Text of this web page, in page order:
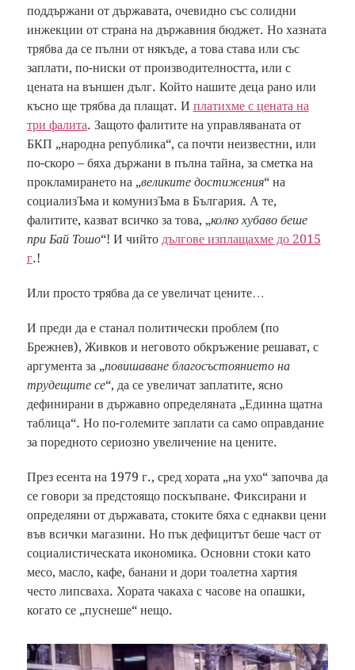
поддържани от държавата, очевидно със солидни
инжекции от страна на държавния бюджет. Но хазната
трябва да се пълни от някъде, а това става или със
заплати, по-ниски от производителността, или с
цената на външен дълг. Който нашите деца рано или
късно ще трябва да плащат. И платихме с цената на
три фалита. Защото фалитите на управляваната от
БКП „народна република“, са почти неизвестни, или
по-скоро – бяха държани в пълна тайна, за сметка на
прокламирането на „великите достижения“ на
социализЪма и комунизЪма в България. А те,
фалитите, казват всичко за това, „колко хубаво беше
при Бай Тошо“! И чийто дългове изплащахме до 2015
г.!
Или просто трябва да се увеличат цените…
И преди да е станал политически проблем (по
Брежнев), Живков и неговото обкръжение решават, с
аргумента за „повишаване благосъстоянието на
трудещите се“, да се увеличат заплатите, ясно
дефинирани в държавно определяната „Единна щатна
таблица“. Но по-големите заплати са само оправдание
за поредното сериозно увеличение на цените.
През есента на 1979 г., сред хората „на ухо“ започва да
се говори за предстоящо поскъпване. Фиксирани и
определяни от държавата, стоките бяха с еднакви цени
във всички магазини. Но пък дефицитът беше част от
социалистическата икономика. Основни стоки като
месо, масло, кафе, банани и дори тоалетна хартия
често липсваха. Хората чакаха с часове на опашки,
когато се „пуснеше“ нещо.